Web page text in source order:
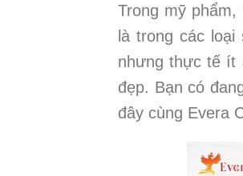
Trong mỹ phẩm,
là trong các
nhưng thực tế ít
đẹp. Bạn có
đây cùng Evera